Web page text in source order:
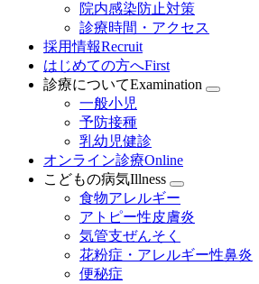
院内感染防止対策
診療時間・アクセス
採用情報Recruit
はじめての方へFirst
診療についてExamination
一般小児
予防接種
乳幼児健診
オンライン診療Online
こどもの病気Illness
食物アレルギー
アトピー性皮膚炎
気管支ぜんそく
花粉症・アレルギー性鼻炎
便秘症